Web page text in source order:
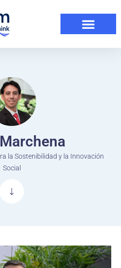
la Sostenibilidad y la Innovación
Social